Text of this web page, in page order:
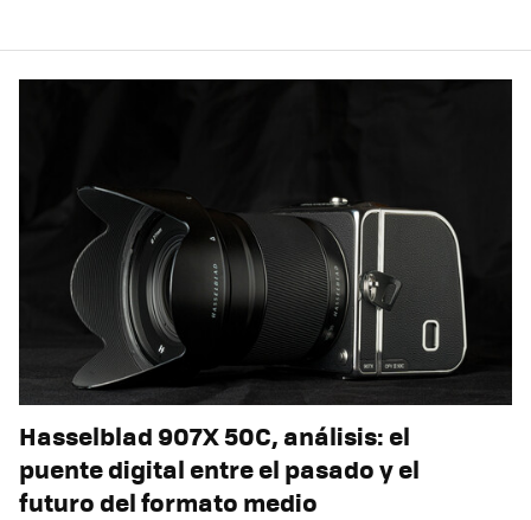
Hasselblad 907X 50C, análisis: el
puente digital entre el pasado y el
futuro del formato medio